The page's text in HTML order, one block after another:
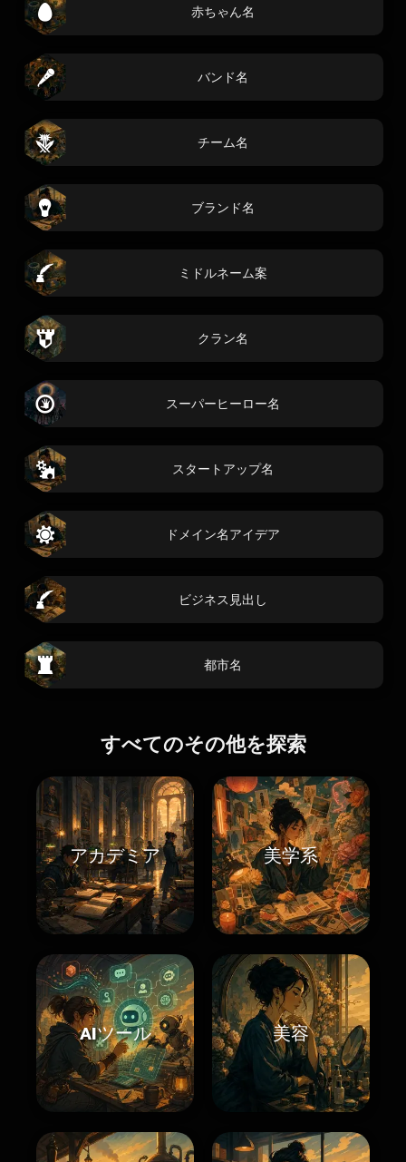
赤ちゃん名
バンド名
チーム名
ブランド名
ミドルネーム案
クラン名
スーパーヒーロー名
スタートアップ名
ドメイン名アイデア
ビジネス見出し
都市名
すべてのその他を探索
アカデミア 美学系
AIツール 美容